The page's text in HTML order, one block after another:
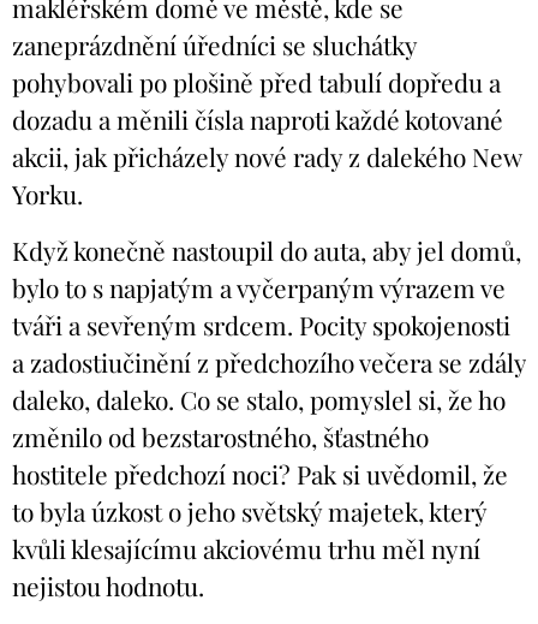
makléřském domě ve městě, kde se
zaneprázdnění úředníci se sluchátky
pohybovali po plošině před tabulí dopředu a
dozadu a měnili čísla naproti každé kotované
akcii, jak přicházely nové rady z dalekého New
Yorku.
Když konečně nastoupil do auta, aby jel domů,
bylo to s napjatým a vyčerpaným výrazem ve
tváři a sevřeným srdcem. Pocity spokojenosti
a zadostiučinění z předchozího večera se zdály
daleko, daleko. Co se stalo, pomyslel si, že ho
změnilo od bezstarostného, šťastného
hostitele předchozí noci? Pak si uvědomil, že
to byla úzkost o jeho světský majetek, který
kvůli klesajícímu akciovému trhu měl nyní
nejistou hodnotu.